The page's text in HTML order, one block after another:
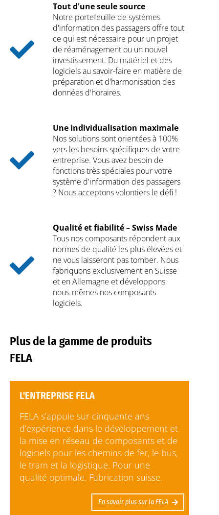
Tout d'une seule source
Notre portefeuille de systèmes
d'information des passagers offre tout
ce qui est nécessaire pour un projet
de réaménagement ou un nouvel
investissement. Du matériel et des
logiciels au savoir-faire en matière de
préparation et d'harmonisation des
données d'horaires.
Une individualisation maximale
Nos solutions sont orientées à 100%
vers les besoins spécifiques de votre
entreprise. Vous avez besoin de
fonctions très spéciales pour votre
système d'information des passagers
? Nous acceptons volontiers le défi !
Qualité et fiabilité – Swiss Made
Tous nos composants répondent aux
normes de qualité les plus élevées et
ne vous laisseront pas tomber. Nous
fabriquons exclusivement en Suisse
et en Allemagne et développons
nous-mêmes nos composants
logiciels.
Plus de la gamme de produits
FELA
L'ENTREPRISE FELA
FELA s’appuie sur cinquante ans
d’expérience dans le développement et
la mise en réseau de composants et de
logiciels pour les chemins de fer, le bus,
le tram et la logistique. Pour une
qualité optimale. Fabrication suisse.
En savoir plus sur la FELA